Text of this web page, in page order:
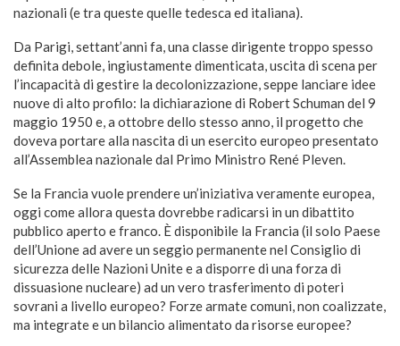
nazionali (e tra queste quelle tedesca ed italiana).
Da Parigi, settant’anni fa, una classe dirigente troppo spesso
definita debole, ingiustamente dimenticata, uscita di scena per
l’incapacità di gestire la decolonizzazione, seppe lanciare idee
nuove di alto profilo: la dichiarazione di Robert Schuman del 9
maggio 1950 e, a ottobre dello stesso anno, il progetto che
doveva portare alla nascita di un esercito europeo presentato
all’Assemblea nazionale dal Primo Ministro René Pleven.
Se la Francia vuole prendere un’iniziativa veramente europea,
oggi come allora questa dovrebbe radicarsi in un dibattito
pubblico aperto e franco. È disponibile la Francia (il solo Paese
dell’Unione ad avere un seggio permanente nel Consiglio di
sicurezza delle Nazioni Unite e a disporre di una forza di
dissuasione nucleare) ad un vero trasferimento di poteri
sovrani a livello europeo? Forze armate comuni, non coalizzate,
ma integrate e un bilancio alimentato da risorse europee?